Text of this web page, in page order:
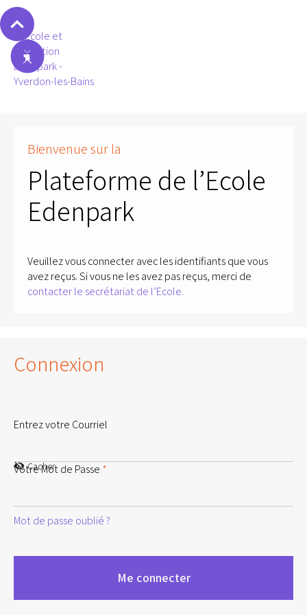
Bienvenue sur la
Plateforme de l’Ecole
Edenpark
Veuillez vous connecter avec les identifiants que vous
avez reçus. Si vous ne les avez pas reçus, merci de
contacter le secrétariat de l’Ecole.
Connexion
Entrez votre Courriel
Votre Mot de Passe *
Cacher
Mot de passe oublié ?